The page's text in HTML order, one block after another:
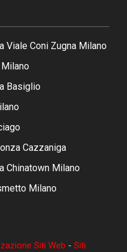
Viale Coni Zugna Milano
Basiglio
Cazzaniga
Chinatown Milano
Milano
Siti Web - Siti